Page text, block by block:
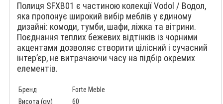
Полиця SFXB01 є частиною колекції Vodol / Водол,
яка пропонує широкий вибір меблів у єдиному
дизайні: комоди, тумби, шафи, ліжка та вітрини.
Поєднання теплих бежевих відтінків із чорними
акцентами дозволяє створити цілісний і сучасний
інтер’єр, не витрачаючи часу на підбір окремих
елементів.
Бренд
Forte Meble
Висота (см)
60